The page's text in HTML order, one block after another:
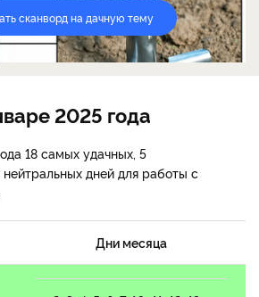
сканворд на дачную тему
2025 года
18 самых удачных, 5
дней для работы с
Дни месяца